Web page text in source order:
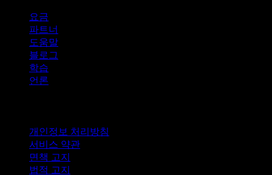
요금
파트너
도움말
블로그
학습
언론
개인정보 처리방침
서비스 약관
면책 고지
법적 고지